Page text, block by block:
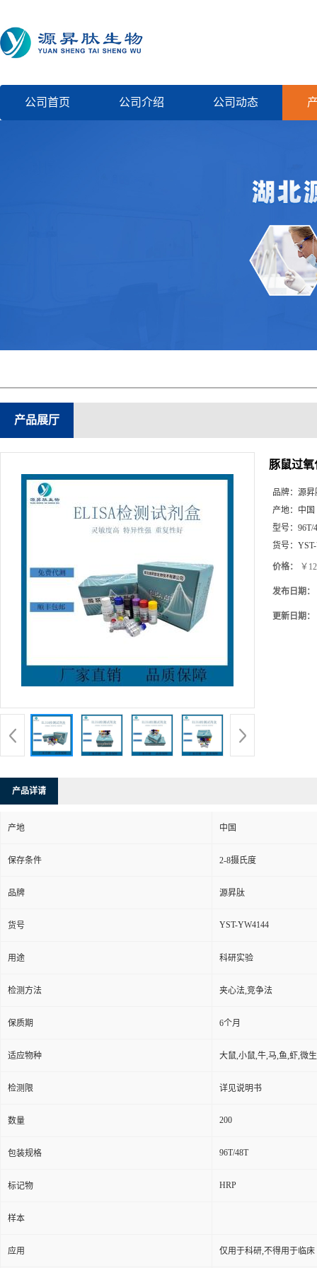
公司首页 公司介绍 公司动态
产品展厅
豚鼠过
品牌： 源昇
产地： 中国
型号： 96T/
货号：
价格： ￥
发布日期：
更新日期：
产品详请
产地 中国
保存条件 2-8摄氏度
品牌 源昇肽
货号 YST-YW4144
用途 科研实验
检测方法 夹心法,竞争法
保质期 6个月
适应物种 大鼠,小鼠,牛,马,鱼,虾,微
检测限 详见说明书
数量 200
包装规格 96T/48T
标记物 HRP
样本
应用 仅用于科研,不得用于临床